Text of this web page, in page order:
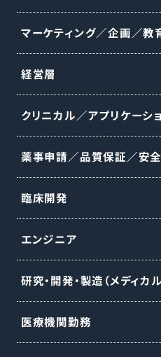
マーケティング／企画／教
経営層
クリニカル／アプリケーシ
薬事申請／品質保証／安
臨床開発
エンジニア
研究・開発・製造（メディカル
医療機関勤務